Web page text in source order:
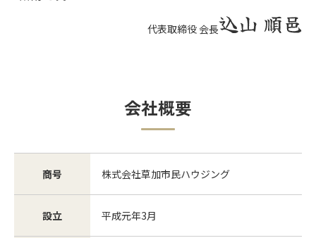
代表取締役 会長
会社概要
商号 株式会社草加市民ハウジング
設立 平成元年3月